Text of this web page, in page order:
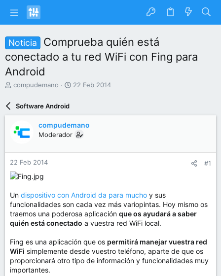
Noticia
Comprueba quién está
conectado a tu red WiFi con Fing para
Android
I
a
r
d
e
l
t
e
m
a
compudemano
F
d
e
n
o
22 Feb 2014
Software Android
compudemano
Moderador
22 Feb 2014 #1
Un dispositivo con Android da para mucho y sus
funcionalidades son cada vez más variopintas. Hoy mismo os
traemos una poderosa aplicación que os ayudará a saber
quién está conectado a vuestra red WiFi local.
Fing es una aplicación que os permitirá manejar vuestra red
WiFi simplemente desde vuestro teléfono, aparte de que os
proporcionará otro tipo de información y funcionalidades muy
importantes.